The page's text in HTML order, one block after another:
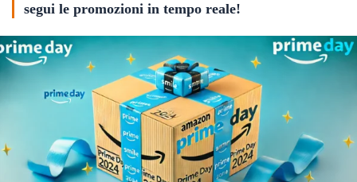
segui le promozioni in tempo reale!